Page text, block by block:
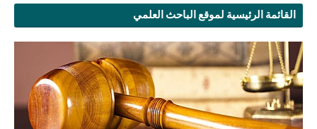
القائمة الرئيسية لموقع الباحث العلمي